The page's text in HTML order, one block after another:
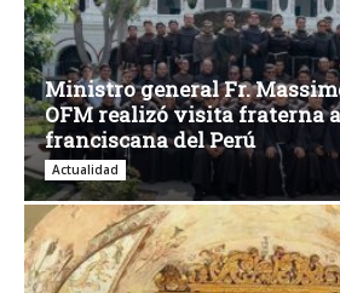
Ministro general Fr.
OFM realizó visita fraterna
franciscana del Perú
Actualidad